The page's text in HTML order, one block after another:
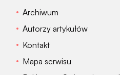
Archiwum
Autorzy artykułów
Kontakt
Mapa serwisu